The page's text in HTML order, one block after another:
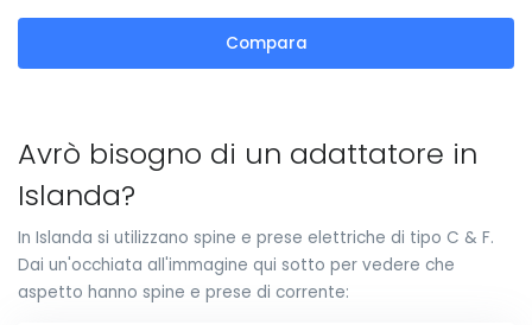
Compara
Avrò bisogno di un adattatore in
Islanda?
In Islanda si utilizzano spine e prese elettriche di tipo C & F.
Dai un'occhiata all'immagine qui sotto per vedere che
aspetto hanno spine e prese di corrente: